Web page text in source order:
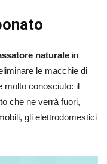
naturale in
le macchie di
molto conosciuto: il
che ne verrà fuori,
gli elettrodomestici